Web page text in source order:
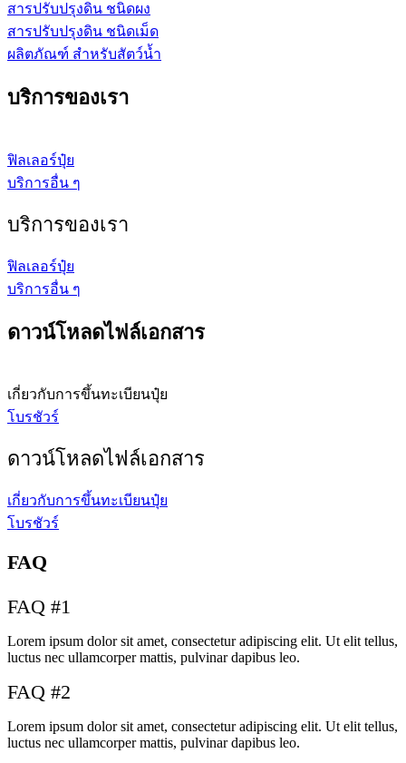
สารปรับปรุงดิน ชนิดผง
สารปรับปรุงดิน ชนิดเม็ด
ผลิตภัณฑ์ สำหรับสัตว์น้ำ
บริการของเรา
ฟิลเลอร์ปุ๋ย
บริการอื่น ๆ
บริการของเรา
ฟิลเลอร์ปุ๋ย
บริการอื่น ๆ
ดาวน์โหลดไฟล์เอกสาร
เกี่ยวกับการขึ้นทะเบียนปุ๋ย
โบรชัวร์
ดาวน์โหลดไฟล์เอกสาร
เกี่ยวกับการขึ้นทะเบียนปุ๋ย
โบรชัวร์
FAQ
FAQ #1
Lorem ipsum dolor sit amet, consectetur adipiscing elit. Ut elit tellus,
luctus nec ullamcorper mattis, pulvinar dapibus leo.
FAQ #2
Lorem ipsum dolor sit amet, consectetur adipiscing elit. Ut elit tellus,
luctus nec ullamcorper mattis, pulvinar dapibus leo.